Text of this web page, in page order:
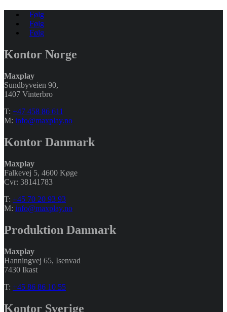
Følg
Følg
Følg
Kontor Norge
Maxplay
Sundbyveien 90,
1407 Vinterbro
T: +47 458 86 611
M: info@maxplay.no
Kontor Danmark
Maxplay
Falkevej 5, 4600 Køge
Cvr: 38141783
T: +45 70 20 93 93
M: info@maxplay.no
Produktion Danmark
Maxplay
Hanningvej 65, Isenvad
7430 Ikast
T: +45 86 86 10 55
Kontor Sverige